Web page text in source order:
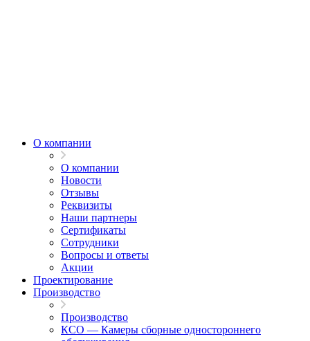
О компании
О компании
Новости
Отзывы
Реквизиты
Наши партнеры
Сертификаты
Сотрудники
Вопросы и ответы
Акции
Проектирование
Производство
Производство
КСО — Камеры сборные одностороннего